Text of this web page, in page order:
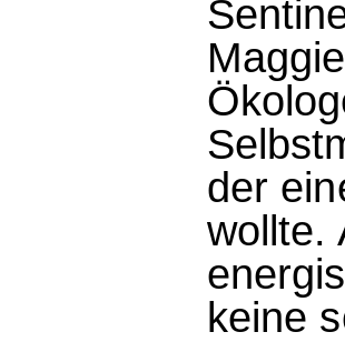
der
wollte.
keine